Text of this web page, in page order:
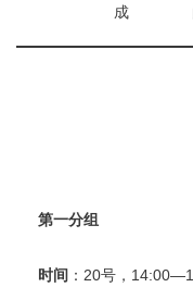
成
第一分组
时间 ：20号，